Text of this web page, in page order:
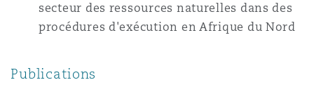
secteur des ressources naturelles dans des
procédures d'exécution en Afrique du Nord
Publications